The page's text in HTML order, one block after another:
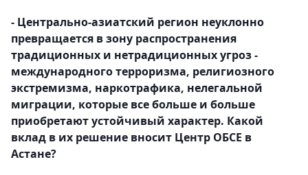
- Центрально-азиатский регион неуклонно
превращается в зону распространения
традиционных и нетрадиционных угроз -
международного терроризма, религиозного
экстремизма, наркотрафика, нелегальной
миграции, которые все больше и больше
приобретают устойчивый характер. Какой
вклад в их решение вносит Центр ОБСЕ в
Астане?